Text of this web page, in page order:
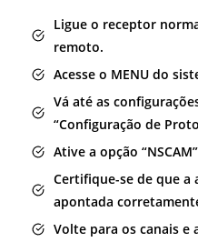
Ligue o receptor
remoto.
Acesse o MENU do
Vá até as
“Configuração de
Ative a opção
Certifique-se de que a
apontada
Volte para os canais e